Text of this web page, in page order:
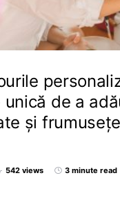
de a
și
542 views 3 minute read